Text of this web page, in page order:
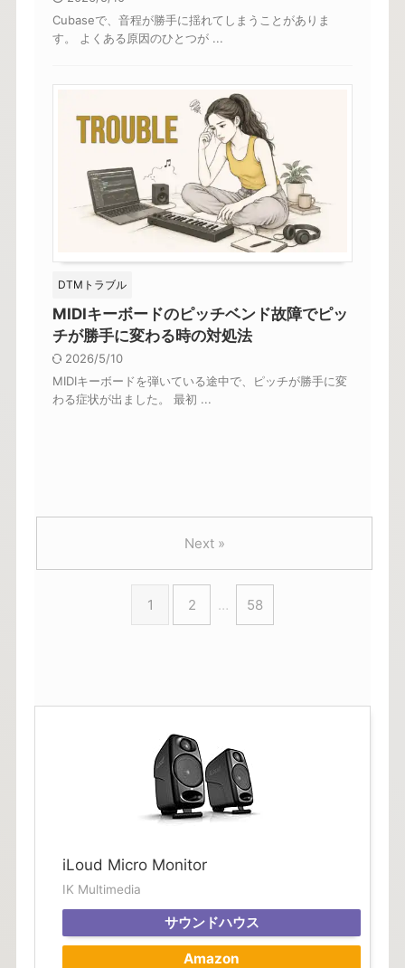
Cubaseで、音程が勝手に揺れてしまうことがありま
す。 よくある原因のひとつが ...
DTMトラブル
MIDIキーボードのピッチベンド故障でピッ
チが勝手に変わる時の対処法
2026/5/10
MIDIキーボードを弾いている途中で、ピッチが勝手に変
わる症状が出ました。 最初 ...
1 2 … 58
Next »
iLoud Micro Monitor
IK Multimedia
サウンドハウス
Amazon